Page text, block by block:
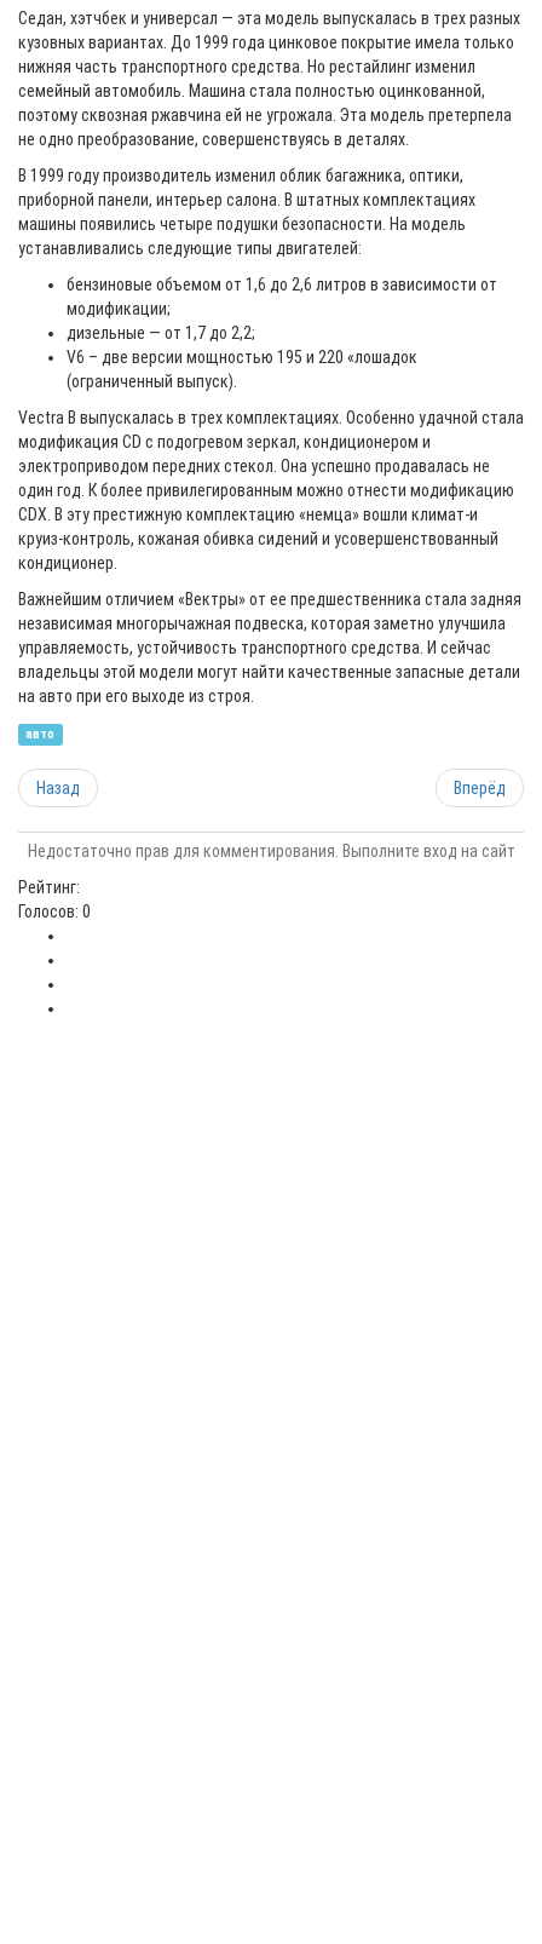
Седан, хэтчбек и универсал — эта модель выпускалась в трех разных
кузовных вариантах. До 1999 года цинковое покрытие имела только
нижняя часть транспортного средства. Но рестайлинг изменил
семейный автомобиль. Машина стала полностью оцинкованной,
поэтому сквозная ржавчина ей не угрожала. Эта модель претерпела
не одно преобразование, совершенствуясь в деталях.
В 1999 году производитель изменил облик багажника, оптики,
приборной панели, интерьер салона. В штатных комплектациях
машины появились четыре подушки безопасности. На модель
устанавливались следующие типы двигателей:
бензиновые объемом от 1,6 до 2,6 литров в зависимости от
модификации;
дизельные — от 1,7 до 2,2;
V6 – две версии мощностью 195 и 220 «лошадок
(ограниченный выпуск).
Vectra B выпускалась в трех комплектациях. Особенно удачной стала
модификация CD с подогревом зеркал, кондиционером и
электроприводом передних стекол. Она успешно продавалась не
один год. К более привилегированным можно отнести модификацию
CDX. В эту престижную комплектацию «немца» вошли климат-и
круиз-контроль, кожаная обивка сидений и усовершенствованный
кондиционер.
Важнейшим отличием «Вектры» от ее предшественника стала задняя
независимая многорычажная подвеска, которая заметно улучшила
управляемость, устойчивость транспортного средства. И сейчас
владельцы этой модели могут найти качественные запасные детали
на авто при его выходе из строя.
авто
Назад Вперёд
Недостаточно прав для комментирования. Выполните вход на сайт
Рейтинг:
Голосов: 0